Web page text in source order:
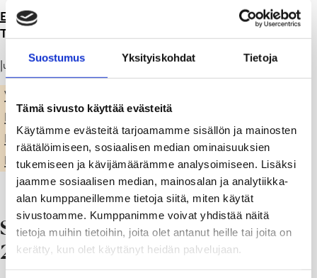
Suostumus Yksityiskohdat Tietoja
Tämä sivusto käyttää evästeitä
Käytämme evästeitä tarjoamamme sisällön ja mainosten
räätälöimiseen, sosiaalisen median ominaisuuksien
tukemiseen ja kävijämäärämme analysoimiseen. Lisäksi
jaamme sosiaalisen median, mainosalan ja analytiikka-
alan kumppaneillemme tietoja siitä, miten käytät
sivustoamme. Kumppanimme voivat yhdistää näitä
tietoja muihin tietoihin, joita olet antanut heille tai joita on
kerätty, kun olet käyttänyt heidän palvelujaan.
ETUSIVU
LUKUVUODEN 2024 -2025
TYÖ- JA LOMA-AIKOJA
Julkaistu: 01.12.23
VARHAISKASVATUS & ESIKOULU
KARUSELLI
KIILAN PÄIVÄKOTI
MÄNTYKODON PÄIVÄKOTI
MUSTION PÄIVÄKOTI
PINJAISTEN PÄIVÄKOTI
POHJAN PÄIVÄKOTI
Syyslukukausi 2024: 13.8 –
20.12.2024